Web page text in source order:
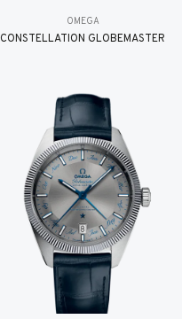
OMEGA
CONSTELLATION GLOBEMASTER